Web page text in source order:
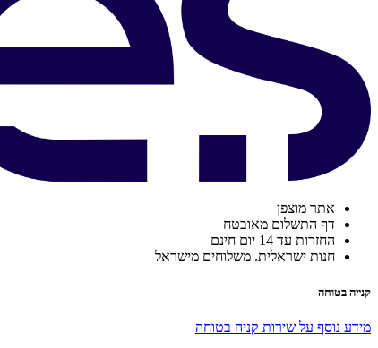
אתר מוצפן
דף התשלום מאובטח
החזרות עד 14 יום חינם
חנות ישראלית. משלוחים מישראל
קנייה בטוחה
מידע נוסף על שירות קניה בטוחה